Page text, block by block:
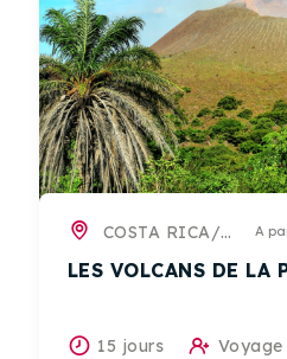
COSTA RICA/NICARAGUA A
LES VOLCANS DE LA
15 jours